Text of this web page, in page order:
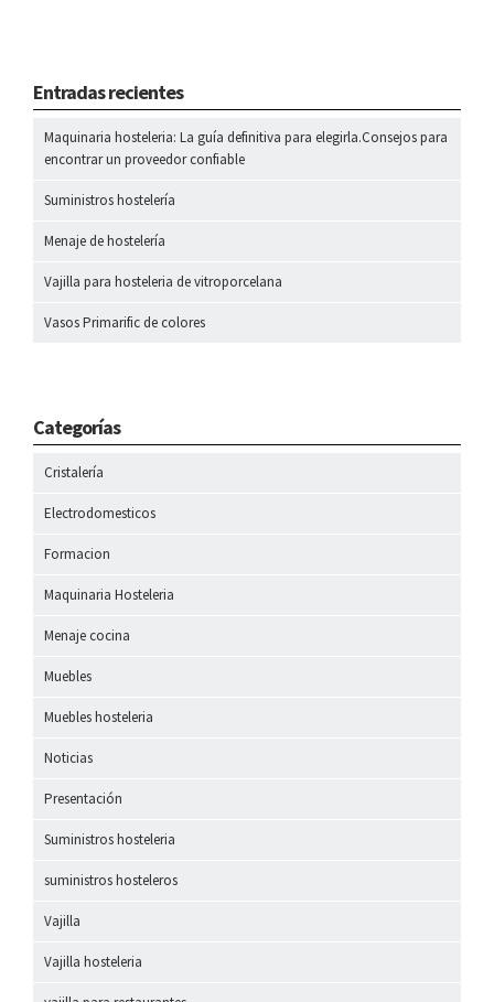
Entradas recientes
Maquinaria hosteleria: La guía definitiva para elegirla.Consejos para
encontrar un proveedor confiable
Suministros hostelería
Menaje de hostelería
Vajilla para hosteleria de vitroporcelana
Vasos Primarific de colores
Categorías
Cristalería
Electrodomesticos
Formacion
Maquinaria Hosteleria
Menaje cocina
Muebles
Muebles hosteleria
Noticias
Presentación
Suministros hosteleria
suministros hosteleros
Vajilla
Vajilla hosteleria